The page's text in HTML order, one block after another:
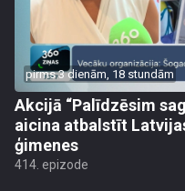
pirms 3 dienām, 18 stundām
Akcijā “Palīdzēsim
aicina atbalstīt
ģimenes
414. epizode